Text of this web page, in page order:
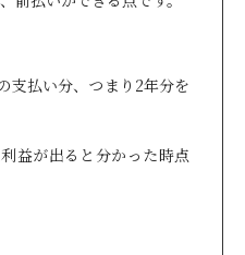
支払い分、つまり2年分を
益が出ると分かった時点